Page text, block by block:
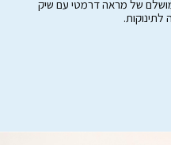
מושלם של מראה דרמטי עם שיק
לתינוקות.